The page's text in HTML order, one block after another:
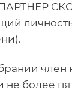
член
не более